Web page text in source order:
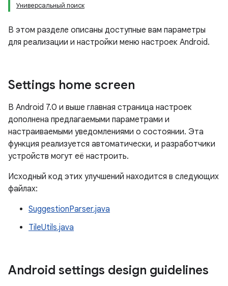
Универсальный поиск
В этом разделе описаны доступные вам параметры
для реализации и настройки меню настроек Android.
Settings home screen
В Android 7.0 и выше главная страница настроек
дополнена предлагаемыми параметрами и
настраиваемыми уведомлениями о состоянии. Эта
функция реализуется автоматически, и разработчики
устройств могут её настроить.
Исходный код этих улучшений находится в следующих
файлах:
SuggestionParser.java
TileUtils.java
Android settings design guidelines